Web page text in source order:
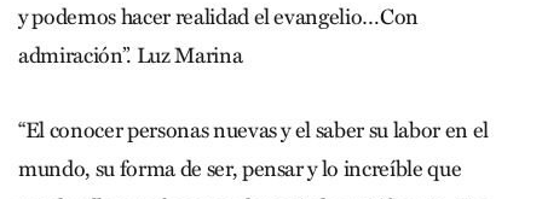
y podemos hacer realidad el evangelio…Con
admiración”. Luz Marina
“El conocer personas nuevas y el saber su labor en el
mundo, su forma de ser, pensar y lo increíble que